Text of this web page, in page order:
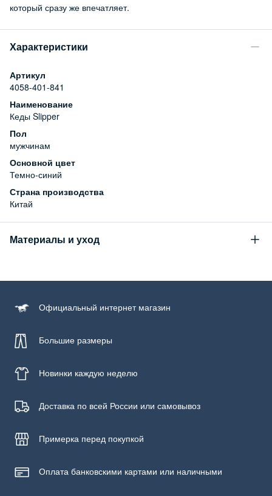
который сразу же впечатляет.
Характеристики
Артикул
4058-401-841
Наименование
Кеды Slipper
Пол
мужчинам
Основной цвет
Темно-синий
Страна производства
Китай
Материалы и уход
верх: текстиль, подошва: резина
Официальный интернет магазин
Большие размеры
Новинки каждую неделю
Доставка по всей России или самовывоз
Примерка перед покупкой
Оплата банковскими картами или наличными